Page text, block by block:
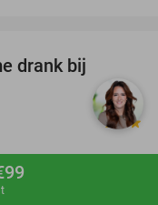
34%
drank bij
9.9star